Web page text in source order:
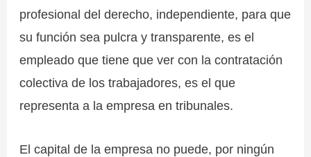
profesional del derecho, independiente, para que
su función sea pulcra y transparente, es el
empleado que tiene que ver con la contratación
colectiva de los trabajadores, es el que
representa a la empresa en tribunales.
El capital de la empresa no puede, por ningún